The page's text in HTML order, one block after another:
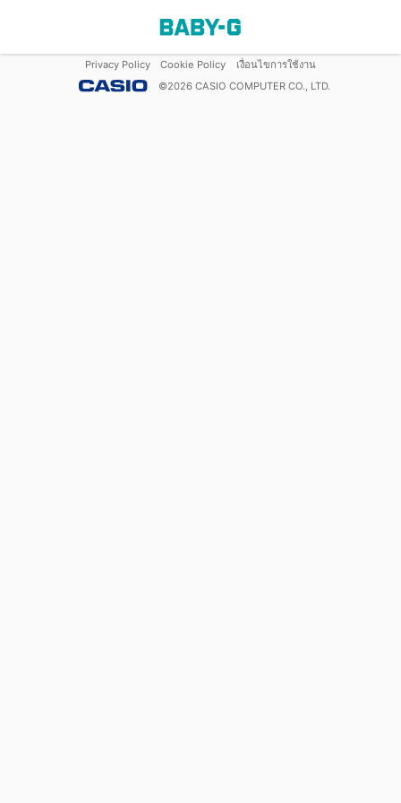
Privacy Policy Cookie Policy
เงื่อนไขการใช้งาน
©2026 CASIO COMPUTER CO., LTD.